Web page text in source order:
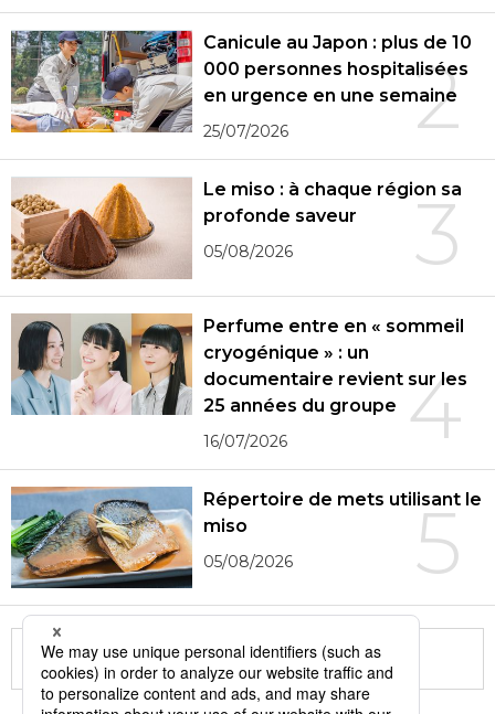
2
Canicule au Japon : plus de 10
000 personnes hospitalisées
en urgence en une semaine
25/07/2026
3
Le miso : à chaque région sa
profonde saveur
05/08/2026
4
Perfume entre en « sommeil
cryogénique » : un
documentaire revient sur les
25 années du groupe
16/07/2026
5
Répertoire de mets utilisant le
miso
05/08/2026
More in this series